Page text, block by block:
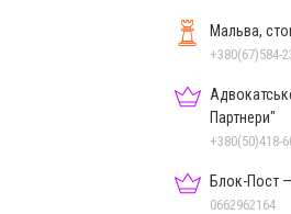
Мальва,
Партнери"
Блок-Пост —
0662962164